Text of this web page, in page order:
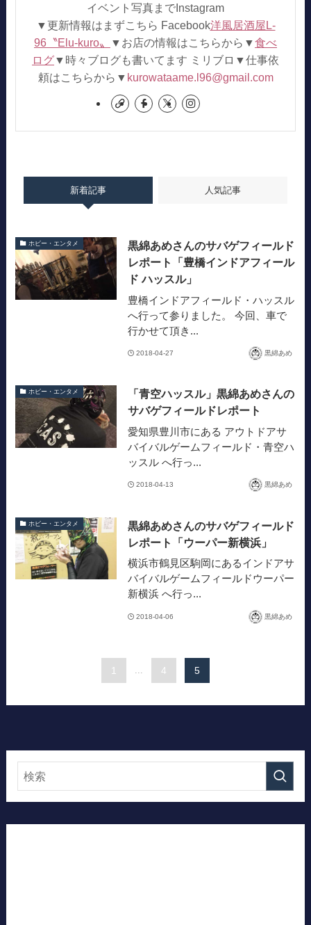
イベント写真までInstagram
▼更新情報はまずこちら Facebook洋風居酒屋L-
96〝Elu-kuro〟
▼お店の情報はこちらから▼食べ
ログ▼時々ブログも書いてます ミリブロ▼仕事依
頼はこちらから▼ kurowataame.l96@gmail.com
新着記事 人気記事
ホビー・エンタメ
黒綿あめさんのサバゲフィールド
レポート「豊橋インドアフィール
ド ハッスル」
豊橋インドアフィールド・ハッスル
へ行って参りました。 今回、車で
行かせて頂き...
2018-04-27 黒綿あめ
ホビー・エンタメ
「青空ハッスル」黒綿あめさんの
サバゲフィールドレポート
愛知県豊川市にある アウトドアサ
バイバルゲームフィールド・青空ハ
ッスル へ行っ...
2018-04-13 黒綿あめ
ホビー・エンタメ
黒綿あめさんのサバゲフィールド
レポート「ウーパー新横浜」
横浜市鶴見区駒岡にあるインドアサ
バイバルゲームフィールドウーパー
新横浜 へ行っ...
2018-04-06 黒綿あめ
1 4 5